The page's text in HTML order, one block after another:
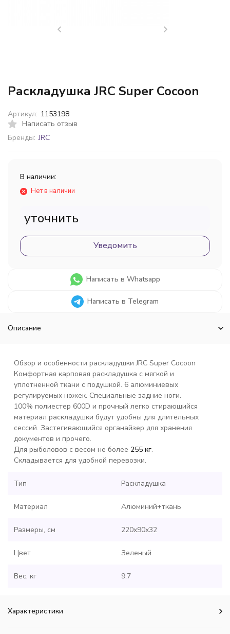
Раскладушка JRC Super Cocoon
Написать отзыв
Бренды: JRC
Артикул: 1153198
В наличии:
Нет в наличии
уточнить
Уведомить
Написать в Whatsapp
Написать в Telegram
Описание
Обзор и особенности раскладушки JRC Super Cocoon
Комфортная карповая раскладушка с мягкой и
уплотненной ткани с подушкой. 6 алюминиевых
регулируемых ножек. Специальные задние ноги.
100% полиестер 600D и прочный легко стирающийся
материал раскладушки будут удобны для длительных
сессий. Застегивающийся органайзер для хранения
документов и прочего.
Для рыболовов с весом не более 255 кг.
Складывается для удобной перевозки.
Тип Раскладушка
Материал Алюминий+ткань
Размеры, см 220x90x32
Цвет Зеленый
Вес, кг 9,7
Характеристики